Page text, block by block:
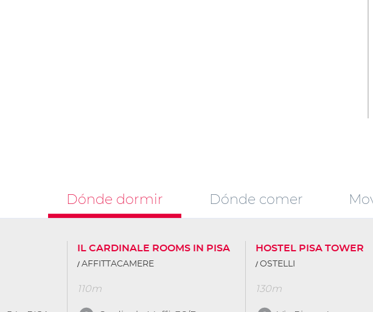
Dónde dormir Dónde comer
IL CARDINALE ROOMS IN PISA
AFFITTACAMERE
110m
HOSTEL PISA TOWER
OSTELLI
130m